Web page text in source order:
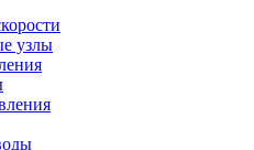
узлы